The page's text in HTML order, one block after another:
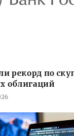
рекорд по
облигаций